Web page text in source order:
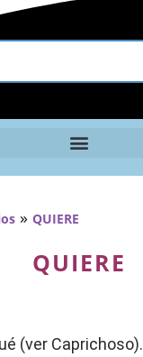
» QUIERE
QUIERE
(ver Caprichoso).